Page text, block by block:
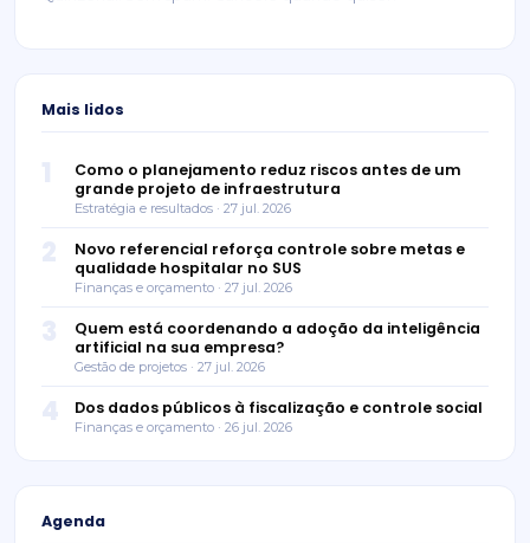
Mais lidos
Como o planejamento reduz riscos antes de um
grande projeto de infraestrutura
Estratégia e resultados · 27 jul. 2026
Novo referencial reforça controle sobre metas e
qualidade hospitalar no SUS
Finanças e orçamento · 27 jul. 2026
Quem está coordenando a adoção da inteligência
artificial na sua empresa?
Gestão de projetos · 27 jul. 2026
Dos dados públicos à fiscalização e controle social
Finanças e orçamento · 26 jul. 2026
Agenda